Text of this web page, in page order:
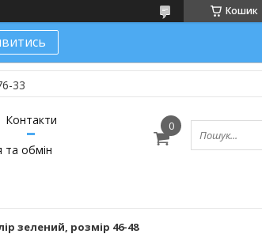
Кошик
33
Контакти
та обмін
зелений, розмір 46-48